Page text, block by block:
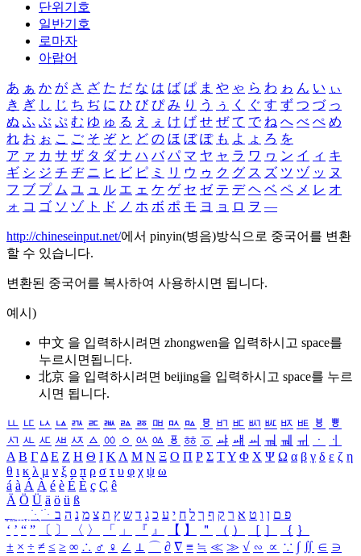
단위기호
일반기호
로마자
아랍어
あ ぁ か が さ ざ た だ な は ば ぱ ま や ゃ ら わ ゎ ん い ぃ
き ぎ し じ ち ぢ に ひ び ぴ み り う ぅ く ぐ す ず つ づ っ
ぬ ふ ぶ ぷ む ゆ ゅ る え ぇ け げ せ ぜ て で ね へ べ ぺ め
れ お ぉ こ ご そ ぞ と ど の ほ ぼ ぽ も よ ょ ろ を
ア ァ カ サ ザ タ ダ ナ ハ バ パ マ ヤ ャ ラ ワ ヮ ン イ ィ キ
ギ シ ジ チ ヂ ニ ヒ ビ ピ ミ リ ウ ゥ ク グ ス ズ ツ ヅ ッ ヌ
フ ブ プ ム ユ ュ ル エ ェ ケ ゲ セ ゼ テ デ ヘ ベ ペ メ レ オ
ォ コ ゴ ソ ゾ ト ド ノ ホ ボ ポ モ ヨ ョ ロ ヲ ―
http://chineseinput.net/에서 pinyin(병음)방식으로 중국어를 변환
할 수 있습니다.
변환된 중국어를 복사하여 사용하시면 됩니다.
예시)
中文 을 입력하시려면 zhongwen을 입력하시고 space를
누르시면됩니다.
北京 을 입력하시려면 beijing을 입력하시고 space를 누르
시면 됩니다.
ㅥ ㅦ ㅧ ㅨ ㅩ ㅪ ㅫ ㅬ ㅭ ㅮ ㅯ ㅰ ㅱ ㅲ ㅳ ㅴ ㅵ ㅶ ㅷ ㅸ
ㅹ
ㅺ ㅻ ㅼ ㅽ ㅾ ㅿ ㆀ ㆁ ㆂ ㆃ ㆄ ㆅ ㆆ ㆇ ㆈ ㆉ ㆊ ㆋ ㆌ ㆍ
ㆎ
Α Β ΓΔ Ε Ζ Η Θ Ι ΚΛ Μ Ν Ξ Ο Π Ρ Σ ΤΥ Φ Χ Ψ Ω α β γ δ ε ζ η
θ ι κ λ μ ν ξ ο π ρ σ τ υ φ χ ψ ω
á à Á À é è É È ç Ç ê
Ä Ö Ü ä ö ü ß
ִֶֹ ֻּ ׁׂ פ ם ן ו ט א ר ק ף ך ל ח י ע כ ג ד ש ץ ת צ מ נ ה ב
‘ ’ “ ” 〔 〕 〈 〉 「 」 『 』 【 】 ＂ （ ） ［ ］ ｛ ｝
± × ÷ ≠ ≤ ≥ ∞ ∴ ♂ ♀ ∠ ⊥ ⌒ ∂ ∇ ≡ ≒ ≪ ≫ √ ∽ ∝ ∵ ∫ ∬ ∈ ∋